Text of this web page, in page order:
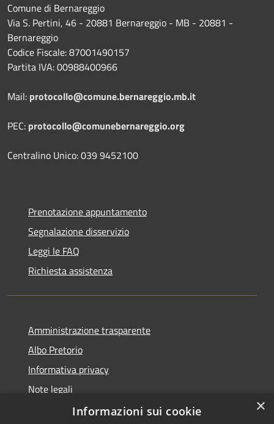
Comune di Bernareggio
Via S. Pertini, 46 - 20881 Bernareggio - MB - 20881 -
Bernareggio
Codice Fiscale: 87001490157
Partita IVA: 00988400966
Mail: protocollo@comune.bernareggio.mb.it
PEC: protocollo@comunebernareggio.org
Centralino Unico: 039 9452100
Prenotazione appuntamento
Segnalazione disservizio
Leggi le FAQ
Richiesta assistenza
Amministrazione trasparente
Albo Pretorio
Informativa privacy
Note legali
Dichiarazione di accessibilità
×
Informazioni sui cookie